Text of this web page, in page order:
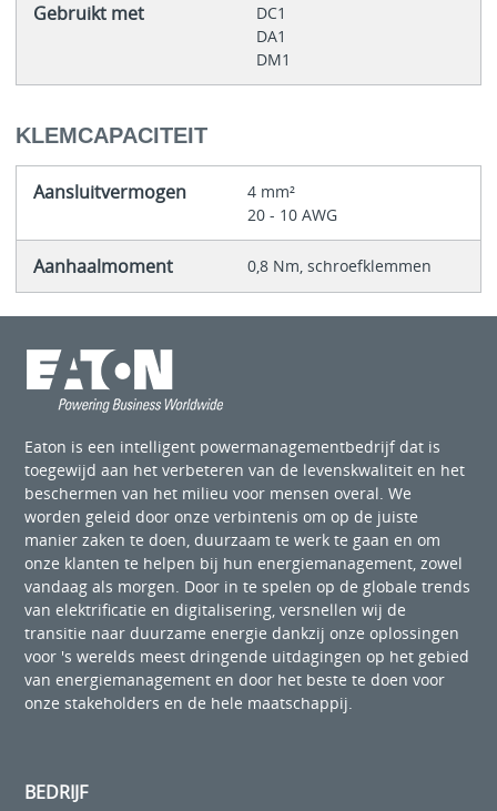
Gebruikt met
DC1
DA1
DM1
KLEMCAPACITEIT
Aansluitvermogen
4 mm²
20 - 10 AWG
Aanhaalmoment 0,8 Nm, schroefklemmen
Eaton is een intelligent powermanagementbedrijf dat is
toegewijd aan het verbeteren van de levenskwaliteit en het
beschermen van het milieu voor mensen overal. We
worden geleid door onze verbintenis om op de juiste
manier zaken te doen, duurzaam te werk te gaan en om
onze klanten te helpen bij hun energiemanagement, zowel
vandaag als morgen. Door in te spelen op de globale trends
van elektrificatie en digitalisering, versnellen wij de
transitie naar duurzame energie dankzij onze oplossingen
voor 's werelds meest dringende uitdagingen op het gebied
van energiemanagement en door het beste te doen voor
onze stakeholders en de hele maatschappij.
BEDRIJF